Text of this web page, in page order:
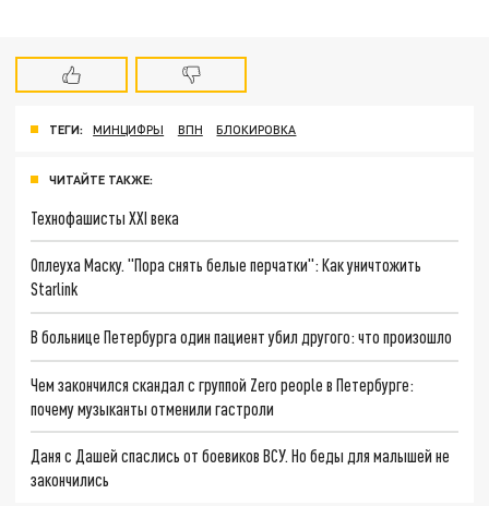
ТЕГИ: МИНЦИФРЫ ВПН БЛОКИРОВКА
ЧИТАЙТЕ ТАКЖЕ:
Технофашисты XXI века
Оплеуха Маску. "Пора снять белые перчатки": Как уничтожить
Starlink
В больнице Петербурга один пациент убил другого: что произошло
Чем закончился скандал с группой Zero people в Петербурге:
почему музыканты отменили гастроли
Даня с Дашей спаслись от боевиков ВСУ. Но беды для малышей не
закончились